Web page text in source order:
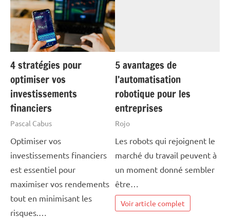
4 stratégies pour
optimiser vos
investissements
financiers
Pascal Cabus
Optimiser vos
investissements financiers
est essentiel pour
maximiser vos rendements
tout en minimisant les
risques.…
5 avantages de
l’automatisation
robotique pour les
entreprises
Rojo
Les robots qui rejoignent le
marché du travail peuvent à
un moment donné sembler
être…
Voir article complet